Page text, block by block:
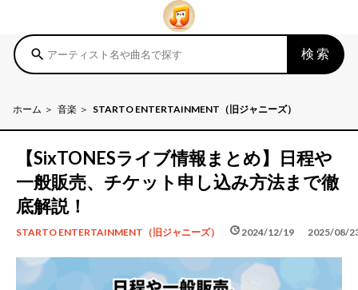
search 検索
ホーム 音楽 STARTO ENTERTAINMENT（旧ジャニーズ）
【SixTONESライブ情報まとめ】日程や
一般販売、チケット申し込み方法まで徹
底解説！
STARTO ENTERTAINMENT（旧ジャニーズ） schedule 2024/12/19
update 2025/08/